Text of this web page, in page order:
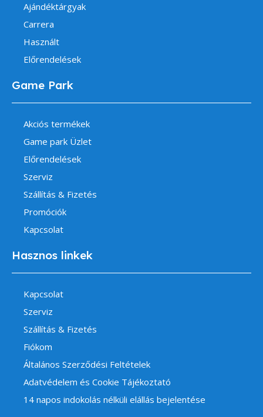
Ajándéktárgyak
Carrera
Használt
Előrendelések
Game Park
Akciós termékek
Game park Üzlet
Előrendelések
Szerviz
Szállítás & Fizetés
Promóciók
Kapcsolat
Hasznos linkek
Kapcsolat
Szerviz
Szállítás & Fizetés
Fiókom
Általános Szerződési Feltételek
Adatvédelem és Cookie Tájékoztató
14 napos indokolás nélküli elállás bejelentése